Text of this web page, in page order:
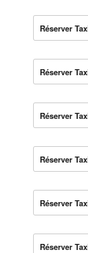
Réserver
Réserver
Réserver
Réserver
Réserver
Réserver